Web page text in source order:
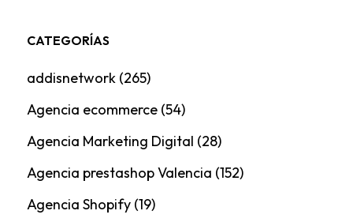
CATEGORÍAS
addisnetwork(265)
Agencia ecommerce(54)
Agencia Marketing Digital (28)
Agencia prestashop Valencia (152)
Agencia Shopify(19)